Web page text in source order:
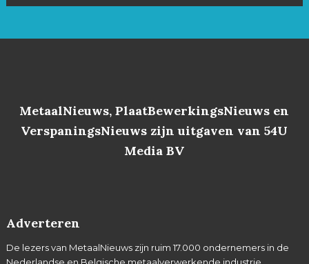
MetaalNieuws, PlaatBewerkingsNieuws en
VerspaningsNieuws zijn uitgaven van 54U
Media BV
Adverteren
De lezers van MetaalNieuws zijn ruim 17.000 ondernemers in de
Nederlandse en Belgische metaalverwerkende industrie,